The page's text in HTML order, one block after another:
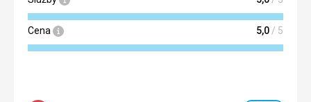
Cena 5,0 / 5